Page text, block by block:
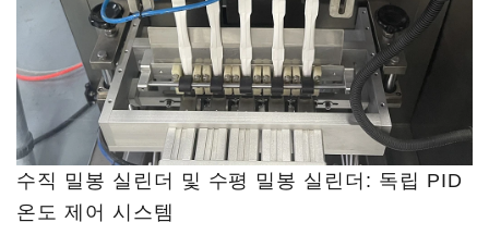
수직 밀봉 실린더 및 수평 밀봉 실린더: 독립 PID
온도 제어 시스템